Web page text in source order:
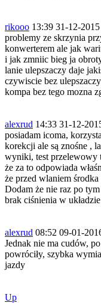
rikooo 13:39 31-12-2015
problemy ze skrzynia
konwerterem ale jak
i jak zmniic bieg ja
lanie ulepszaczy daje
czywiscie bez
kompa bez tego mozna
alexrud 14:33 31-12-
posiadam icoma,
korekcji ale są znośne ,
wyniki, test przelewowy
że za to odpowiada
że przed wlaniem
Dodam że nie raz po
brak ciśnienia w
alexrud 08:52 09-01-
Jednak nie ma cudów,
powróciły, szybka
jazdy
Up